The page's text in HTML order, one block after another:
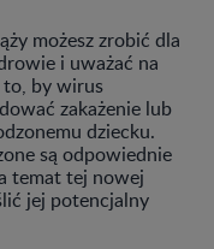
możesz zrobić dla
i uważać na
to, by wirus
zakażenie lub
dziecku.
są odpowiednie
temat tej nowej
jej potencjalny